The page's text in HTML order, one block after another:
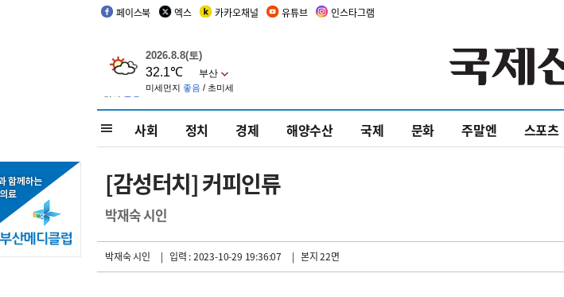
페이스북 엑스 카카오채널 유튜브 인스타그램
사회 정치 경제 해양수산 국제 문화 주말엔 스포츠
[감성터치] 커피인류
박재숙 시인
박재숙 시인 | 입력 : 2023-10-29 19:36:07 | 본지 22면